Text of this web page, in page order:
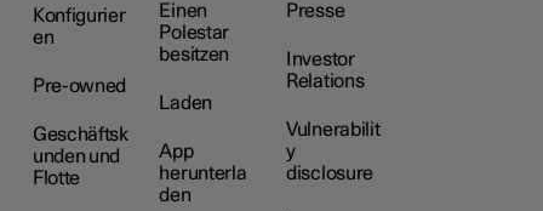
Konfigurier
en
Pre-owned
Geschäftsk
unden und
Flotte
Einen
Polestar
besitzen
Laden
App
herunterla
den
Presse
Investor
Relations
Vulnerabilit
y
disclosure